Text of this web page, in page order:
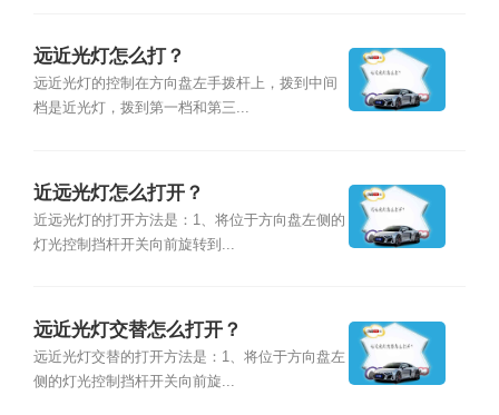
远近光灯怎么打？
远近光灯的控制在方向盘左手拨杆上，拨到中间
档是近光灯，拨到第一档和第三...
近远光灯怎么打开？
近远光灯的打开方法是：1、将位于方向盘左侧的
灯光控制挡杆开关向前旋转到...
远近光灯交替怎么打开？
远近光灯交替的打开方法是：1、将位于方向盘左
侧的灯光控制挡杆开关向前旋...